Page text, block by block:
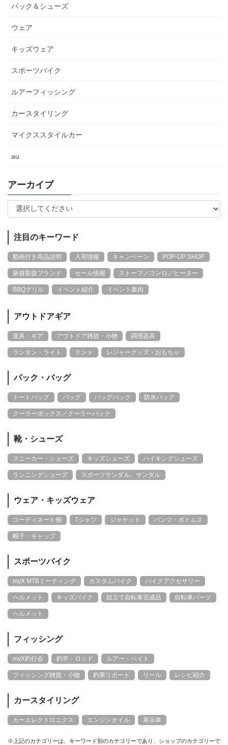
パック＆シューズ
ウェア
キッズウェア
スポーツバイク
ルアーフィッシング
カースタイリング
マイクススタイルカー
au
アーカイブ
注目のキーワード
動画付き商品説明 入荷情報 キャンペーン POP-UP SHOP
新規取扱ブランド セール情報 ストーブ／コンロ／ヒーター
BBQグリル イベント紹介 イベント案内
アウトドアギア
道具・ギア アウトドア雑貨・小物 調理器具
ランタン・ライト テント レジャーグッズ・おもちゃ
パック・バッグ
トートバッグ バッグ バッグパック 防水バッグ
クーラーボックス／クーラーバック
靴・シューズ
スニーカー・シューズ キッズシューズ ハイキングシューズ
ランニングシューズ スポーツサンダル、サンダル
ウェア・キッズウェア
コーディネート例 Tシャツ ジャケット パンツ・ボトムス
帽子・キャップ
スポーツバイク
myX MTBミーティング カスタムバイク バイクアクセサリー
ヘルメット キッズバイク 組立て自転車完成品 自転車パーツ
ヘルメット
フィッシング
myX釣行会 釣竿・ロッド ルアー・ベイト
フィッシング雑貨・小物 釣果リポート リール レシピ紹介
カースタイリング
カーエレクトロニクス エンジンオイル 展示車
※上記のカテゴリーは、キーワード別のカテゴリーであり、ショップのカテゴリーで